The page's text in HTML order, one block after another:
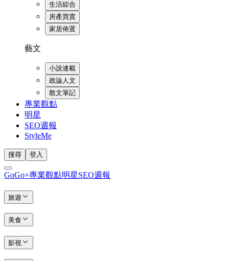
生活綜合
房產買賣
家居佈置
藝文
小說連載
政論人文
散文筆記
專業觀點
明星
SEO週報
StyleMe
搜尋 登入
GoGo+專業觀點明星SEO週報
旅遊
美食
影視